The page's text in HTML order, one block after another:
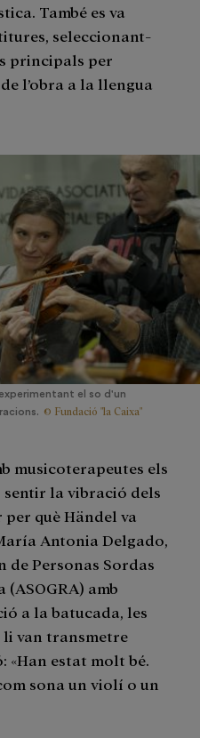
També es va
seleccionant-
principals per
l’obra a la llengua
el so d'un
© Fundació "la Caixa"
musicoterapeutes els
la vibració dels
què Händel va
Antonia Delgado,
de Personas Sordas
amb
a la batucada, les
van transmetre
«Han estat molt bé.
sona un violí o un